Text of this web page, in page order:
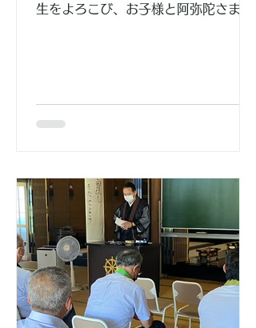
生をよろこび、お子様と阿弥陀さまに
せましょう。...